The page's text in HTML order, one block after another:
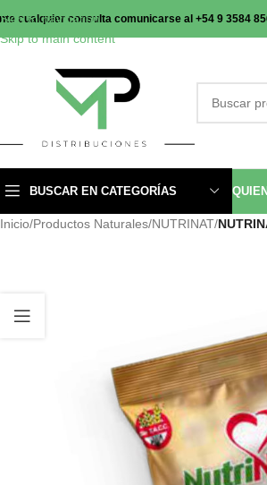
Skip to navigation
Skip to main content
cualquier consulta comunicarse al +54 9 3584
BUSCAR EN CATEGORÍAS
Inicio/Productos Naturales/NUTRINAT/